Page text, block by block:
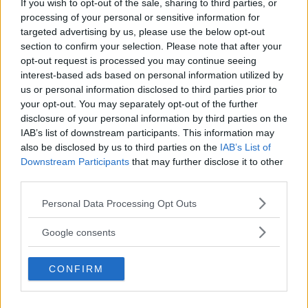
If you wish to opt-out of the sale, sharing to third parties, or
processing of your personal or sensitive information for
targeted advertising by us, please use the below opt-out
section to confirm your selection. Please note that after your
opt-out request is processed you may continue seeing
interest-based ads based on personal information utilized by
us or personal information disclosed to third parties prior to
your opt-out. You may separately opt-out of the further
disclosure of your personal information by third parties on the
IAB’s list of downstream participants. This information may
also be disclosed by us to third parties on the IAB’s List of
Downstream Participants that may further disclose it to other
Please note that this website/app uses one or more Google
not limited to your visit or usage behaviour. You may click to
use your data for below specified purposes in below Google
consent section.
Personal Data Processing Opt Outs
Google consents
CONFIRM
Nu får fler chansenatt lägga beslag på en bil frånAurus. På
Moskvas nyligen avslutade bilsalong visades en kortare
sedanversion och en längre limousinversion av Senat. Så
småningom ska det bli en hel grupp av lyxfordon, inklusive en
limousine, en sedan, en familjebuss och en suv.
Aurus Senatkan fås antingen bepansrad eller obepansrad.
Den är fyrhjulsdriven och drivs av ett hybridsystem bestående
av en V8-motor som levererar 598 hästkrafter. Ordet Aurus är
Diskutera: Vad tycker du om Aurus Senat?